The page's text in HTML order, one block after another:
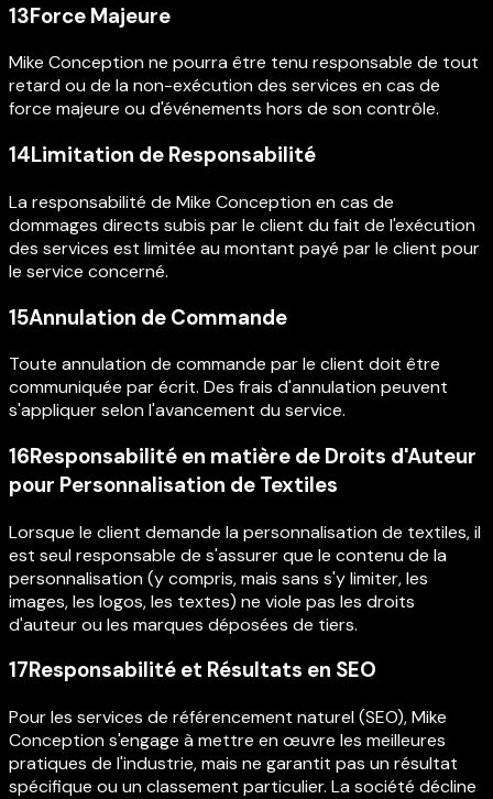
13Force Majeure
Mike Conception ne pourra être tenu responsable de tout
retard ou de la non-exécution des services en cas de
force majeure ou d'événements hors de son contrôle.
14Limitation de Responsabilité
La responsabilité de Mike Conception en cas de
dommages directs subis par le client du fait de l'exécution
des services est limitée au montant payé par le client pour
le service concerné.
15Annulation de Commande
Toute annulation de commande par le client doit être
communiquée par écrit. Des frais d'annulation peuvent
s'appliquer selon l'avancement du service.
16Responsabilité en matière de Droits d'Auteur
pour Personnalisation de Textiles
Lorsque le client demande la personnalisation de textiles, il
est seul responsable de s'assurer que le contenu de la
personnalisation (y compris, mais sans s'y limiter, les
images, les logos, les textes) ne viole pas les droits
d'auteur ou les marques déposées de tiers.
17Responsabilité et Résultats en SEO
Pour les services de référencement naturel (SEO), Mike
Conception s'engage à mettre en œuvre les meilleures
pratiques de l'industrie, mais ne garantit pas un résultat
spécifique ou un classement particulier. La société décline